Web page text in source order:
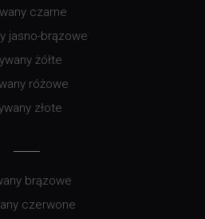
czarne
jasno-brązowe
żółte
różowe
złote
brązowe
czerwone